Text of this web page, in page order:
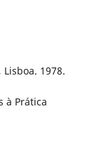
1978.
à Prática